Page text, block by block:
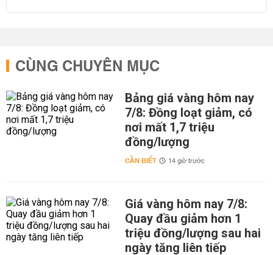
CÙNG CHUYÊN MỤC
Bảng giá vàng hôm nay
7/8: Đồng loạt giảm, có
nơi mất 1,7 triệu
đồng/lượng
CẦN BIẾT 14 giờ trước
Giá vàng hôm nay 7/8:
Quay đầu giảm hơn 1
triệu đồng/lượng sau hai
ngày tăng liên tiếp